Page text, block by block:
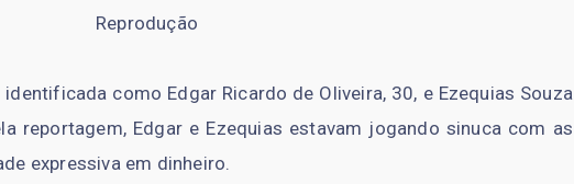
Reprodução
como Edgar Ricardo de Oliveira, 30, e Ezequias Souza
reportagem, Edgar e Ezequias estavam jogando sinuca com as
expressiva em dinheiro.